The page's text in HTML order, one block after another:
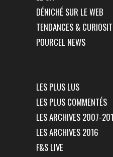
DÉNICHÉ SUR LE WEB
TENDANCES &
POURCEL NEWS
LES PLUS LUS
LES PLUS COMMENTÉS
LES ARCHIVES 2007-
LES ARCHIVES 2016
F&S LIVE